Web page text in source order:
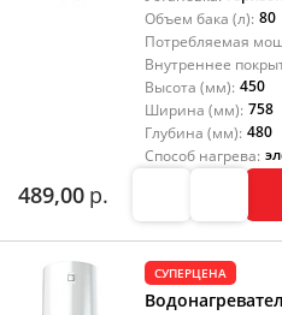
Объем бака (л): 80
Потребляемая
Внутреннее
Высота (мм): 450
Ширина (мм): 758
Глубина (мм): 480
Способ нагрева:
489,00 р.
СУПЕРЦЕНА